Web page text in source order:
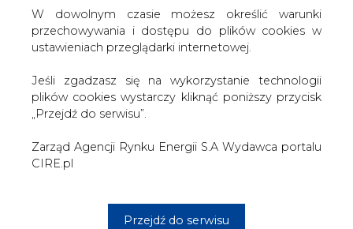
W dowolnym czasie możesz określić warunki
przechowywania i dostępu do plików cookies w
ustawieniach przeglądarki internetowej.
Jeśli zgadzasz się na wykorzystanie technologii
plików cookies wystarczy kliknąć poniższy przycisk
„Przejdź do serwisu”.
Zarząd Agencji Rynku Energii S.A Wydawca portalu
CIRE.pl
Przejdź do serwisu
Association Agreement lub VVI. Porozumienie VVI było
negocjowane przez stowarzyszenia reprezentujące
sektor gazowy i odbiorców.
#Energetyka #świat
Artykuł powstał bez wsparcia narzędzi sztucznej inteligencji.
szkoleń treningowych LLM.
KOMENTARZE